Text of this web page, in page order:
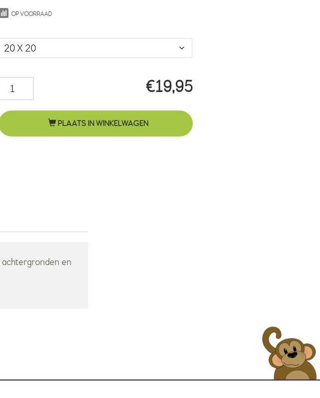
OP VOORRAAD
€19,95
Mara
stippen
groenPLAATS IN WINKELWAGEN
en